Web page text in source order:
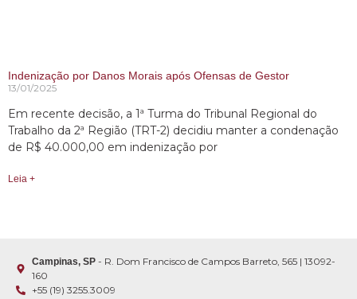
Indenização por Danos Morais após Ofensas de Gestor
13/01/2025
Em recente decisão, a 1ª Turma do Tribunal Regional do
Trabalho da 2ª Região (TRT-2) decidiu manter a condenação
de R$ 40.000,00 em indenização por
Leia +
Campinas, SP - R. Dom Francisco de Campos Barreto, 565 | 13092-
160
+55 (19) 3255.3009